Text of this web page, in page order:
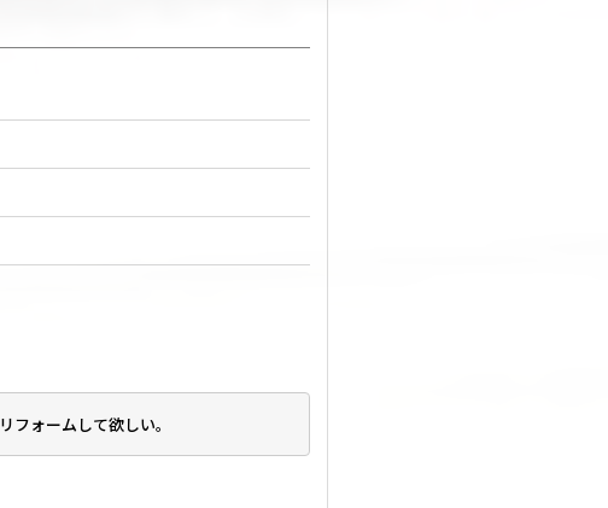
ォームして欲しい。